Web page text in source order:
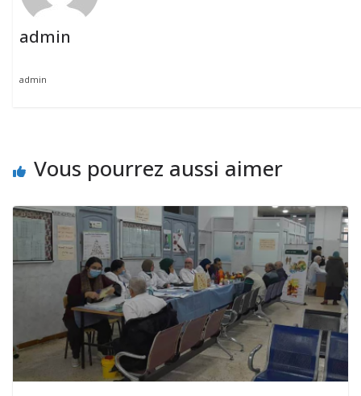
admin
admin
Vous pourrez aussi aimer